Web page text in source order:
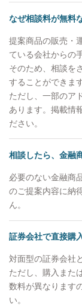
イザーや専
オリティな
を買ってか
ォローもし
アドバイザ
『お客様の
ットの普
に“１人で
り」が大切
将来や資産
って最善の
る進化をし
なぜ相談料が無料
提案商品の販売・
ている会社からの
そのため、相談を
することができます
ただし、一部のア
あります。掲載情
ださい。
相談したら、金融
必要のない金融商
のご提案内容に納
ん。
証券会社で直接購
対面型の証券会社
ただし、購入また
数料が異なります
い。